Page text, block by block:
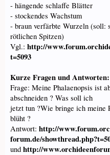
- hängende schlaffe Blätter
- stockendes Wachstum
- braun verfärbte Wurzeln (soll:
rötlichen Spitzen)
Vgl.: http://
t=5093
Kurze Fragen und Antworten:
Frage: Meine Phalaenopsis ist
abschneiden ? Was soll ich
jetzt tun ?Wie bringe ich meine
blüht ?
Antwort: http://
forum.de/
und http://